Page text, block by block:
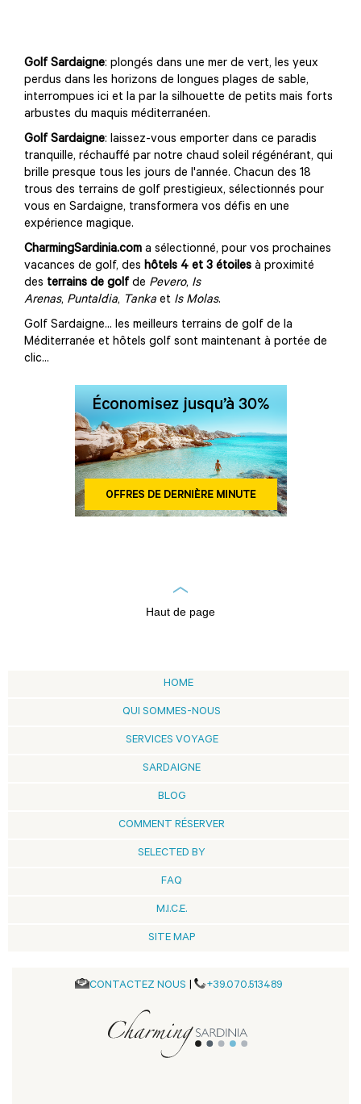
Golf Sardaigne: plongés dans une mer de vert, les yeux
perdus dans les horizons de longues plages de sable,
interrompues ici et la par la silhouette de petits mais forts
arbustes du maquis méditerranéen.
Golf Sardaigne: laissez-vous emporter dans ce paradis
tranquille, réchauffé par notre chaud soleil régénérant, qui
brille presque tous les jours de l'année. Chacun des 18
trous des terrains de golf prestigieux, sélectionnés pour
vous en Sardaigne, transformera vos défis en une
expérience magique.
CharmingSardinia.com a sélectionné, pour vos prochaines
vacances de golf, des hôtels 4 et 3 étoiles à proximité
des terrains de golf de Pevero, Is
Arenas, Puntaldia, Tanka et Is Molas.
Golf Sardaigne... les meilleurs terrains de golf de la
Méditerranée et hôtels golf sont maintenant à portée de
clic...
Haut de page
HOME
QUI SOMMES-NOUS
SERVICES VOYAGE
SARDAIGNE
BLOG
COMMENT RÉSERVER
SELECTED BY
FAQ
M.I.C.E.
SITE MAP
CONTACTEZ NOUS | +39.070.513489